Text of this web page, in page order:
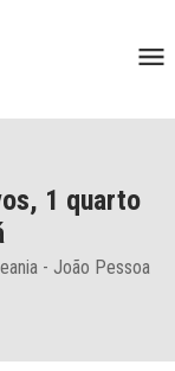
1 quarto
- João Pessoa